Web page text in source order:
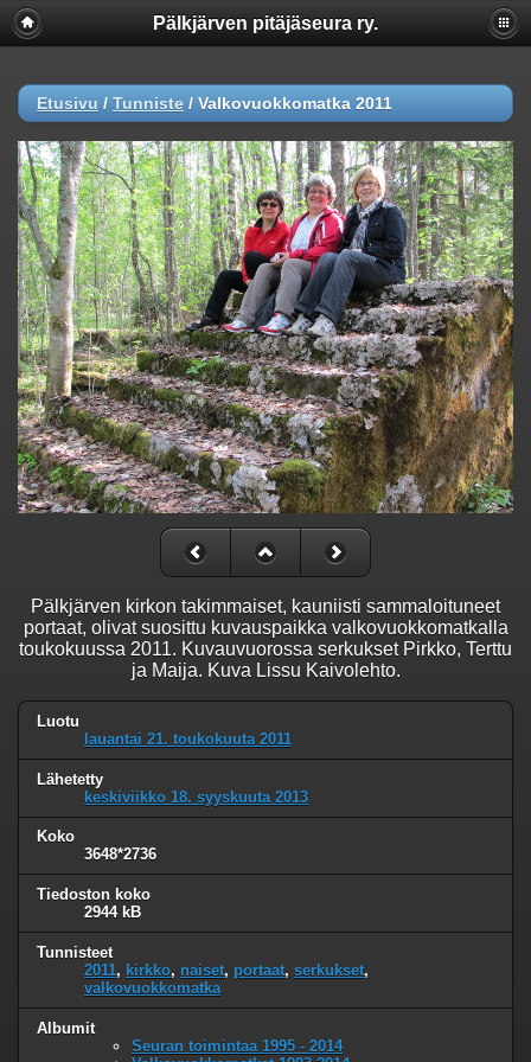
Pälkjärven pitäjäseura ry.
Etusivu / Tunniste / Valkovuokkomatka 2011
Pälkjärven kirkon takimmaiset, kauniisti sammaloituneet
portaat, olivat suosittu kuvauspaikka valkovuokkomatkalla
toukokuussa 2011. Kuvauvuorossa serkukset Pirkko, Terttu
ja Maija. Kuva Lissu Kaivolehto.
Luotu
lauantai 21. toukokuuta 2011
Lähetetty
keskiviikko 18. syyskuuta 2013
Koko
3648*2736
Tiedoston koko
2944 kB
Tunnisteet
2011, kirkko, naiset, portaat, serkukset,
valkovuokkomatka
Albumit
Seuran toimintaa 1995 - 2014